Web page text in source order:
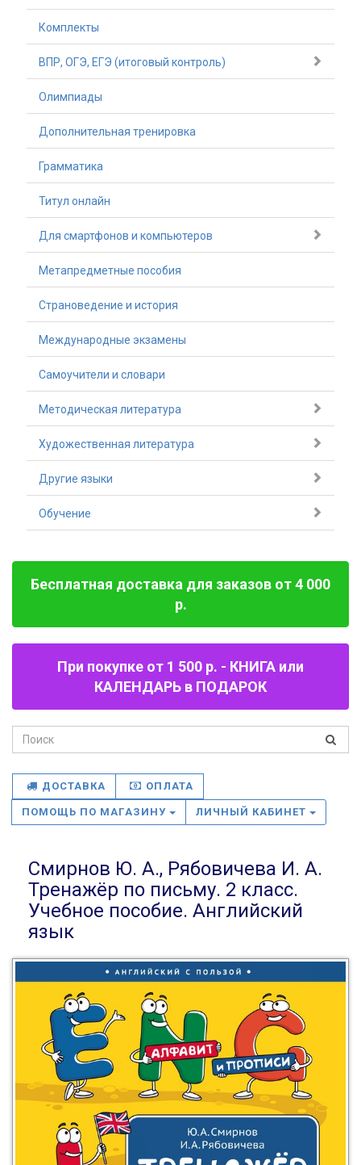
Комплекты
ВПР, ОГЭ, ЕГЭ (итоговый контроль)
Олимпиады
Дополнительная тренировка
Грамматика
Титул онлайн
Для смартфонов и компьютеров
Метапредметные пособия
Страноведение и история
Международные экзамены
Самоучители и словари
Методическая литература
Художественная литература
Другие языки
Обучение
Бесплатная доставка для заказов от 4 000
р.
При покупке от 1 500 р. - КНИГА или
КАЛЕНДАРЬ в ПОДАРОК
ДОСТАВКА ОПЛАТА
ПОМОЩЬ ПО МАГАЗИНУ ЛИЧНЫЙ КАБИНЕТ
Смирнов Ю. А., Рябовичева И. А.
Тренажёр по письму. 2 класс.
Учебное пособие. Английский
язык